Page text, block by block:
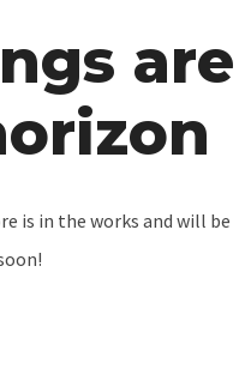
are
is in the works and will be